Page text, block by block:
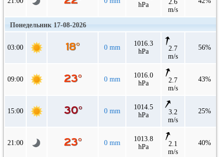
hPa
2.6
m/s
Понедельник 17-08-2026
03:00 0 mm
1016.3
hPa
2.7
m/s
56%
09:00 0 mm
1016.0
hPa
2.7
m/s
43%
15:00 0 mm
1014.5
hPa
3.2
m/s
25%
21:00 0 mm
1013.8
hPa
2.1
m/s
40%